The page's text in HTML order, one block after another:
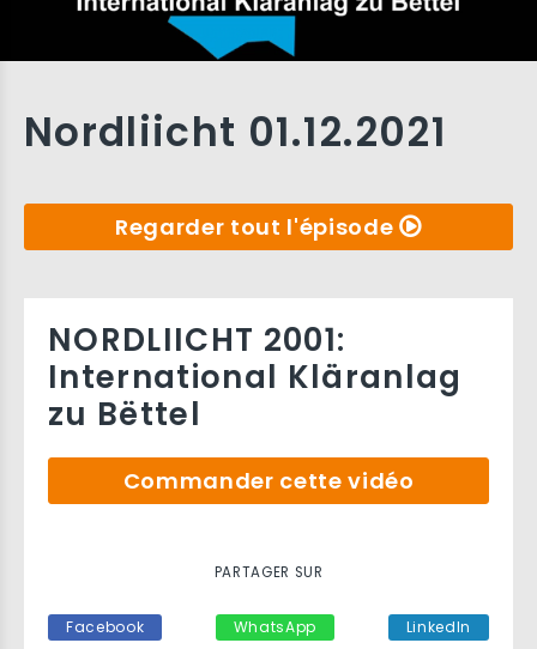
Nordliicht 01.12.2021
Regarder tout l'épisode
NORDLIICHT 2001:
International Kläranlag
zu Bëttel
Commander cette vidéo
PARTAGER SUR
Facebook WhatsApp LinkedIn